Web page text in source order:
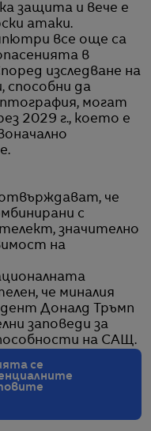
защита и вече е
атаки.
все още са
в
изследване на
способни да
могат
2029 г., което е
че
с
значително
на
че миналия
Доналд Тръмп
заповеди за
на САЩ.
се